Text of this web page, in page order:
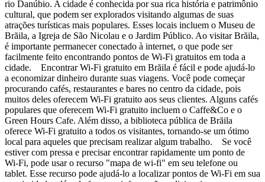
rio Danúbio. A cidade é conhecida por sua rica história e patrimônio
cultural, que podem ser explorados visitando algumas de suas
atrações turísticas mais populares. Esses locais incluem o Museu de
Brăila, a Igreja de São Nicolau e o Jardim Público. Ao visitar Brăila,
é importante permanecer conectado à internet, o que pode ser
facilmente feito encontrando pontos de Wi-Fi gratuitos em toda a
cidade. Encontrar Wi-Fi gratuito em Brăila é fácil e pode ajudá-lo
a economizar dinheiro durante suas viagens. Você pode começar
procurando cafés, restaurantes e bares no centro da cidade, pois
muitos deles oferecem Wi-Fi gratuito aos seus clientes. Alguns cafés
populares que oferecem Wi-Fi gratuito incluem o Caffe&Co e o
Green Hours Cafe. Além disso, a biblioteca pública de Brăila
oferece Wi-Fi gratuito a todos os visitantes, tornando-se um ótimo
local para aqueles que precisam realizar algum trabalho. Se você
estiver com pressa e precisar encontrar rapidamente um ponto de
Wi-Fi, pode usar o recurso "mapa de wi-fi" em seu telefone ou
tablet. Esse recurso pode ajudá-lo a localizar pontos de Wi-Fi em sua